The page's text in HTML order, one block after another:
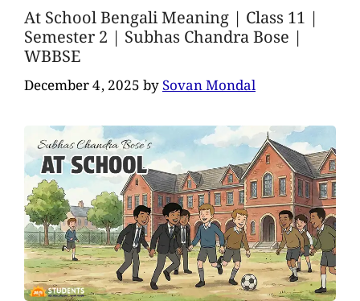
At School Bengali Meaning | Class 11 |
Semester 2 | Subhas Chandra Bose |
WBBSE
December 4, 2025bySovan Mondal